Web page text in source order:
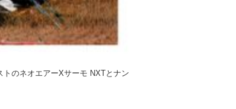
のネオエアーXサーモ NXTとナン